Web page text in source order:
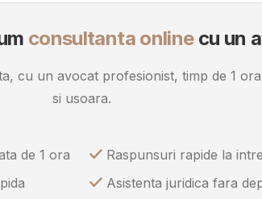
consultanta onlinecu un
cu un avocat profesionist, timp de 1
si usoara.
de 1 ora
Raspunsuri rapide la
Asistenta juridica fara